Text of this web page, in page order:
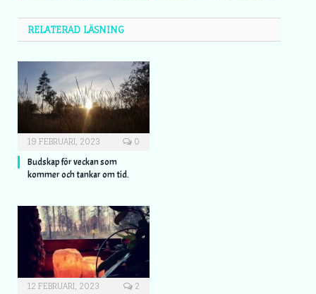
RELATERAD LÄSNING
19 FEBRUARI, 2023 0
Budskap för veckan som
kommer och tankar om tid.
12 FEBRUARI, 2023 2